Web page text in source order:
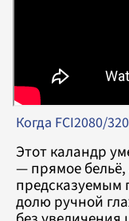
Когда FCI2080/
Этот каландр
— прямое
предсказуемым
долю ручной